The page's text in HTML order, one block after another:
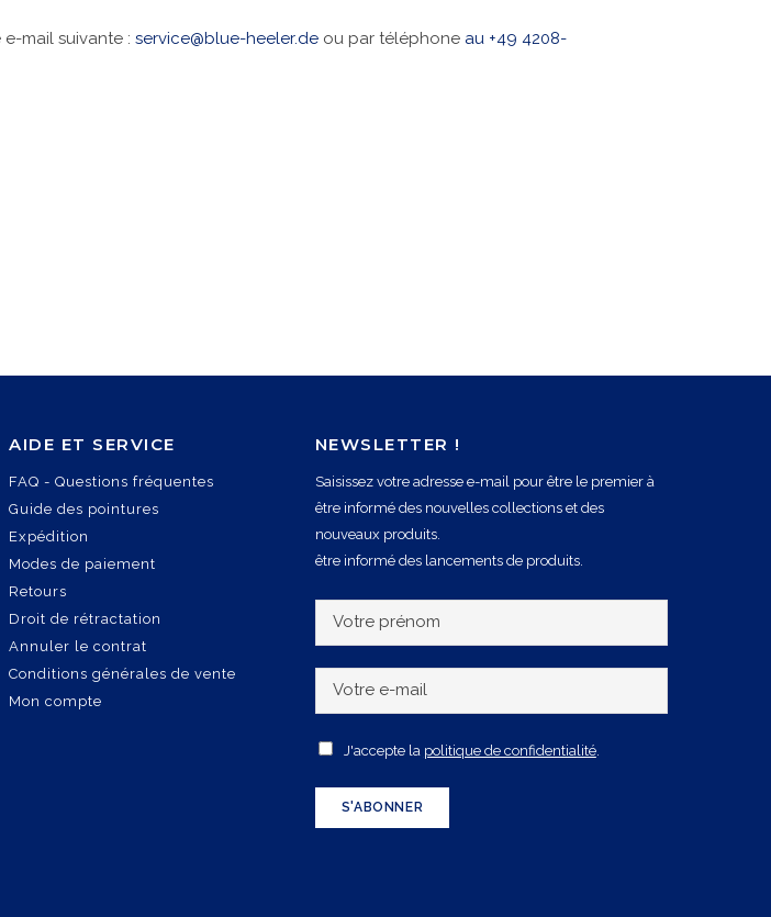
mail suivante : service@blue-heeler.de ou par téléphone au +49 4208-
AIDE ET SERVICE
FAQ - Questions fréquentes
Guide des pointures
Expédition
Modes de paiement
Retours
Droit de rétractation
Annuler le contrat
Conditions générales de vente
Mon compte
NEWSLETTER !
Saisissez votre adresse e-mail pour être le premier à
être informé des nouvelles collections et des
nouveaux produits.
être informé des lancements de produits.
o
t
p
r
o
t
e
A
J'accepte la politique de confidentialité.
S'ABONNER